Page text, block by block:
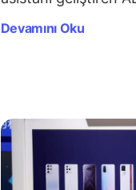
Devamını Oku